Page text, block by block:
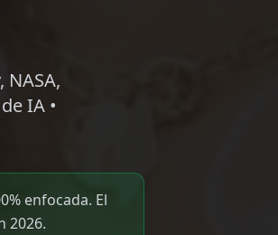
IA •
enfocada. El
2026.